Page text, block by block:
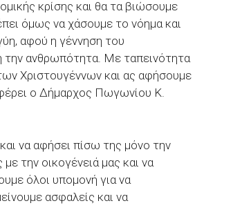
κρίσης και θα τα βιώσουμε
όμως να χάσουμε το νόημα και
αφού η γέννηση του
την ανθρωπότητα. Με ταπεινότητα
Χριστουγέννων και ας αφήσουμε
ο Δήμαρχος Πωγωνίου Κ.
να αφήσει πίσω της μόνο την
την οικογένειά μας και να
όλοι υπομονή για να
ασφαλείς και να